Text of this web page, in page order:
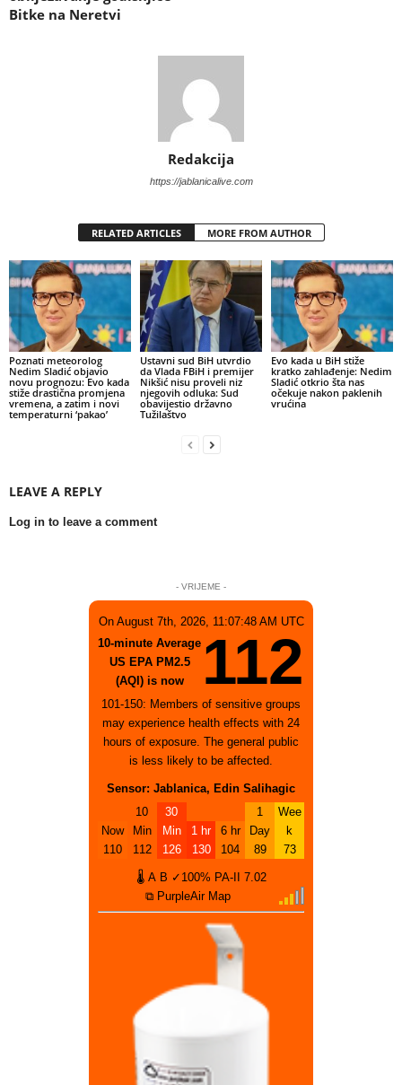
Bitke na Neretvi
Redakcija
https://jablanicalive.com
RELATED ARTICLES MORE FROM AUTHOR
Poznati meteorolog
Nedim Sladić objavio
novu prognozu: Evo kada
stiže drastična promjena
vremena, a zatim i novi
temperaturni ‘pakao’
Ustavni sud BiH utvrdio
da Vlada FBiH i premijer
Nikšić nisu proveli niz
njegovih odluka: Sud
obavijestio državno
Tužilaštvo
Evo kada u BiH stiže
kratko zahlađenje: Nedim
Sladić otkrio šta nas
očekuje nakon paklenih
vrućina
LEAVE A REPLY
Log in to leave a comment
- VRIJEME -
On August 7th, 2026, 11:07:48 AM UTC
10-minute Average
US EPA PM2.5
(AQI) is now
112
101-150: Members of sensitive groups
may experience health effects with 24
hours of exposure. The general public
is less likely to be affected.
Sensor: Jablanica, Edin Salihagic
Now
110
10
Min
112
30
Min
126
1 hr
130
6 hr
104
1
Day
89
Wee
k
73
🌡 A B ✓100% PA-II
7.02
⧉ PurpleAir Map